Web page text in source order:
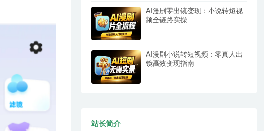
AI漫剧零出镜变现：小说转短视
频全链路实操
AI漫剧小说转短视频：零真人出
镜高效变现指南
站长简介